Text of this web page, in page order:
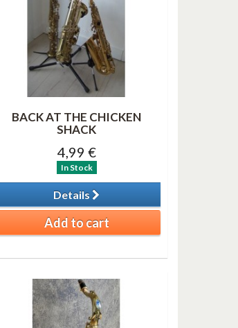
BACK AT THE CHICKEN
SHACK
4,99 €
In Stock
Details
Add to cart